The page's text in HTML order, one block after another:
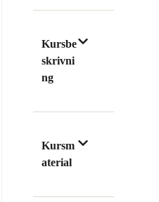
Kursbe
skrivni
ng
Kursm
aterial